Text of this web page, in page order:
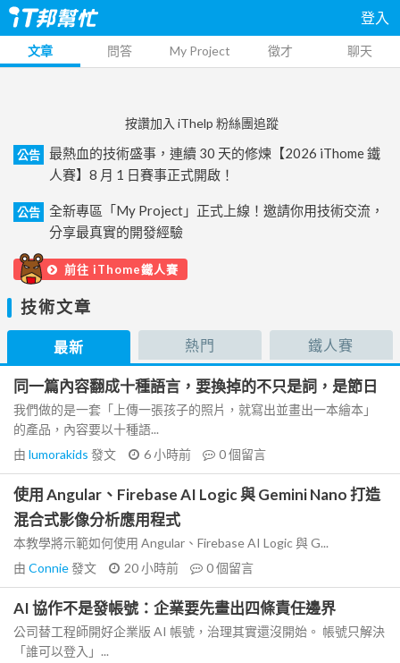
登入
文章 問答 My Project 徵才 聊天
按讚加入 iThelp 粉絲團追蹤
公告
最熱血的技術盛事，連續 30 天的修煉【2026 iThome 鐵
人賽】8 月 1 日賽事正式開啟！
公告
全新專區「My Project」正式上線！邀請你用技術交流，
分享最真實的開發經驗
前往 iThome鐵人賽
技術文章
最新 熱門 鐵人賽
同一篇內容翻成十種語言，要換掉的不只是詞，是節日
我們做的是一套「上傳一張孩子的照片，就寫出並畫出一本繪本」
的產品，內容要以十種語...
由 lumorakids 發文 6 小時前 0個留言
使用 Angular、Firebase AI Logic 與 Gemini Nano 打造
混合式影像分析應用程式
本教學將示範如何使用 Angular、Firebase AI Logic 與 G...
由 Connie發文 20 小時前 0個留言
AI 協作不是發帳號：企業要先畫出四條責任邊界
公司替工程師開好企業版 AI 帳號，治理其實還沒開始。 帳號只解決
「誰可以登入」...